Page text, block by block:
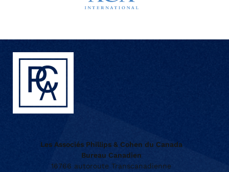
Les Associés Phillips & Cohen du Canada
Bureau Canadien
16766 autoroute Transcanadienne